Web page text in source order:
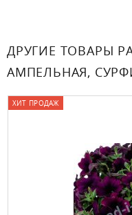
ДРУГИЕ ТОВАРЫ
АМПЕЛЬНАЯ,
ХИТ ПРОДАЖ